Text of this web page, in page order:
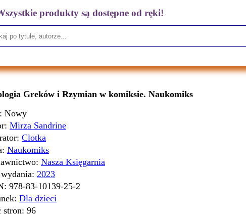
produkty są dostępne od ręki!
Greków i Rzymian w komiksie. Naukomiks
Nowy
Mirza Sandrine
Clotka
Naukomiks
Nasza Księgarnia
2023
978-83-10139-25-2
Dla dzieci
stron: 96